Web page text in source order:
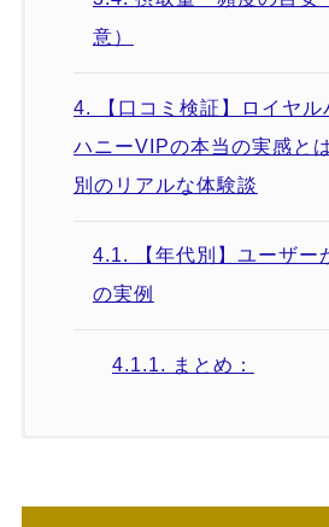
意）
4.
【口コミ検証】ロイヤ
ハニーVIPの本当の実感と
別のリアルな体験談
4.1.
【年代別】ユーザー
の実例
4.1.1. まとめ：